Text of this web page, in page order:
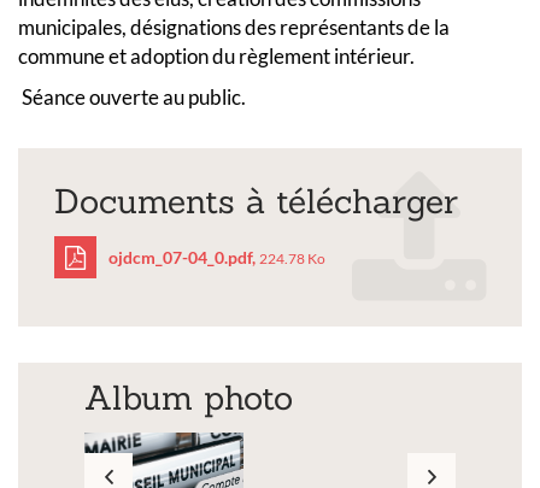
municipales, désignations des représentants de la
commune et adoption du règlement intérieur.
Séance ouverte au public.
Documents à télécharger
ojdcm_07-
04_0.pdf
ojdcm_07-04_0.pdf, 224.78 Ko
Album photo